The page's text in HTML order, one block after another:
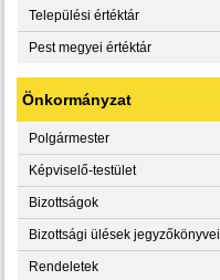
Települési értéktár
Pest megyei értéktár
Önkormányzat
Polgármester
Képviselő-testület
Bizottságok
Bizottsági ülések jegyzőkönyvei
Rendeletek